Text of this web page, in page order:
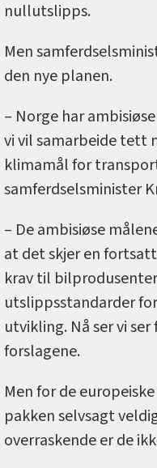
nullutslipps.
Men
den nye planen.
– Norge har
vi vil samarbeide tett
klimamål for
samferdselsminister
– De ambisiøse
at det skjer en
krav til
utslippsstandarder
utvikling. Nå ser vi
forslagene.
Men for de
pakken selvsagt
overraskende er de